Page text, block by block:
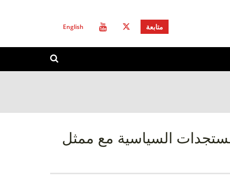
متابعة English
استمارة
ابحث
السياسية مع ممثل